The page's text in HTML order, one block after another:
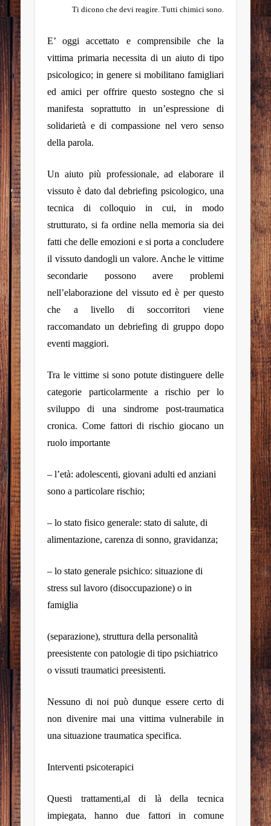
Ti dicono che devi reagire. Tutti chimici sono.
E’ oggi accettato e comprensibile che la
vittima primaria necessita di un aiuto di tipo
psicologico; in genere si mobilitano famigliari
ed amici per offrire questo sostegno che si
manifesta soprattutto in un’espressione di
solidarietà e di compassione nel vero senso
della parola.
Un aiuto più professionale, ad elaborare il
vissuto è dato daldebriefing psicologico, una
tecnica di colloquio in cui, in modo
strutturato, si fa ordine nella memoria sia dei
fatti che delle emozioni e si porta a concludere
il vissuto dandogli un valore. Anche le vittime
secondarie possono avere problemi
nell’elaborazione del vissuto ed è per questo
che a livello di soccorritori viene
raccomandato un debriefing di gruppo dopo
eventi maggiori.
Tra le vittime si sono potute distinguere delle
categorie particolarmente a rischio per lo
sviluppo di una sindrome post-traumatica
cronica. Come fattori di rischio giocano un
ruolo importante
– l’età: adolescenti, giovani adulti ed anziani
sono a particolare rischio;
– lo stato fisico generale: stato di salute, di
alimentazione, carenza di sonno, gravidanza;
– lo stato generale psichico: situazione di
stress sul lavoro (disoccupazione) o in
famiglia
(separazione), struttura della personalità
preesistente con patologie di tipo psichiatrico
o vissuti traumatici preesistenti.
Nessuno di noi può dunque essere certo di
non divenire mai una vittima vulnerabile in
una situazione traumatica specifica.
Interventi psicoterapici
Questi trattamenti,al di là della tecnica
impiegata, hanno due fattori in comune